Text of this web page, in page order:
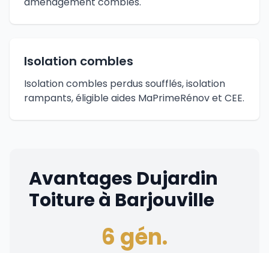
Isolation combles
Isolation combles perdus soufflés, isolation
rampants, éligible aides MaPrimeRénov et CEE.
Avantages Dujardin
Toiture à Barjouville
6 gén.